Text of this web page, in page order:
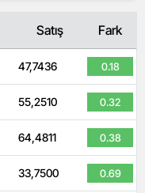
Satış Fark
47,7436 0.18
55,2510 0.32
64,4811 0.38
33,7500 0.69